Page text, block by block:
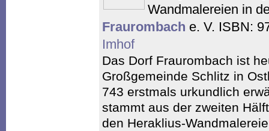
Wandmalereien in
Fraurombach e. V. ISBN:
Imhof
Das Dorf Fraurombach ist
Großgemeinde Schlitz in
743 erstmals urkundlich
stammt aus der zweiten
den Heraklius-